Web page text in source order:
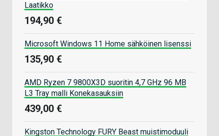
Laatikko
194,90 €
Microsoft Windows 11 Home sähköinen lisenssi
135,90 €
AMD Ryzen 7 9800X3D suoritin 4,7 GHz 96 MB
L3 Tray malli Konekasauksiin
439,00 €
Kingston Technology FURY Beast muistimoduuli